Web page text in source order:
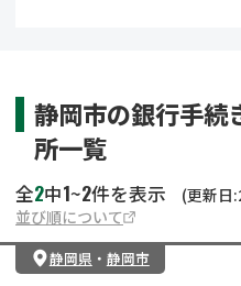
静岡市の銀行手続
所一覧
全2中1~2件を表示
(更新日
並び順について
静岡県 ・ 静岡市